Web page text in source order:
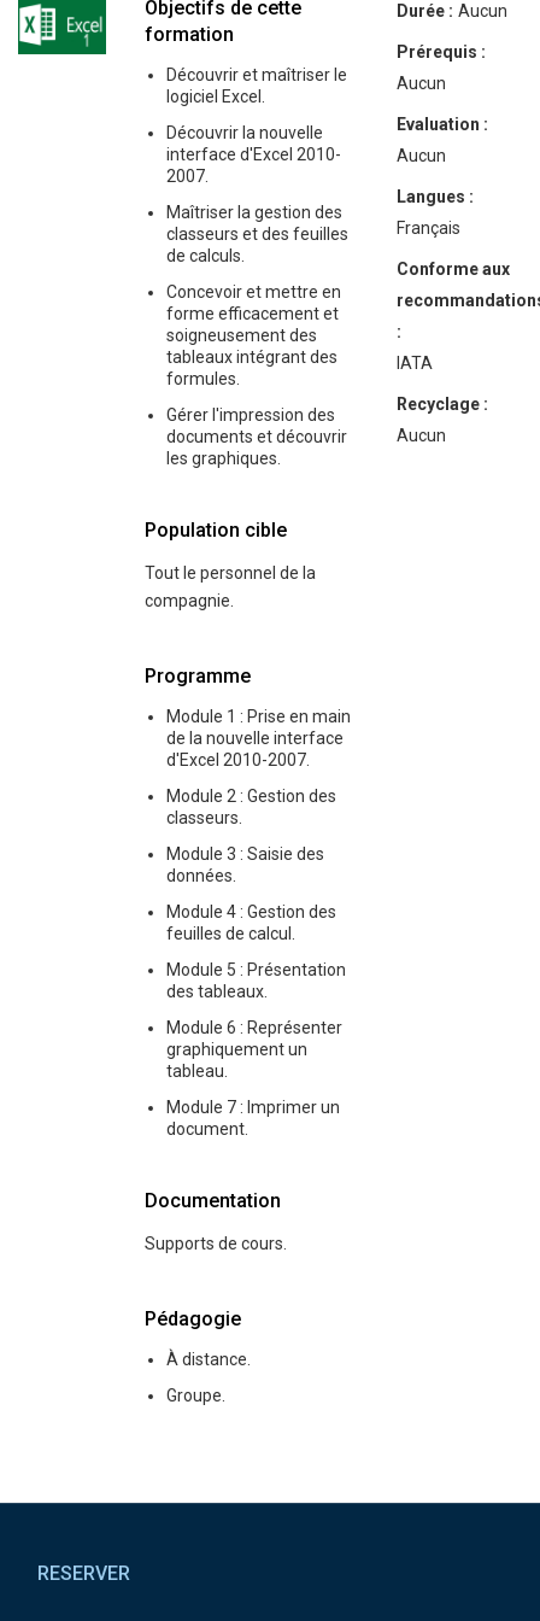
Objectifs de cette
formation
Découvrir et maîtriser le
logiciel Excel.
Découvrir la nouvelle
interface d'Excel 2010-
2007.
Maîtriser la gestion des
classeurs et des feuilles
de calculs.
Concevoir et mettre en
forme efficacement et
soigneusement des
tableaux intégrant des
formules.
Gérer l'impression des
documents et découvrir
les graphiques.
Population cible
Tout le personnel de la
compagnie.
Programme
Module 1 : Prise en main
de la nouvelle interface
d'Excel 2010-2007.
Module 2 : Gestion des
classeurs.
Module 3 : Saisie des
données.
Module 4 : Gestion des
feuilles de calcul.
Module 5 : Présentation
des tableaux.
Module 6 : Représenter
graphiquement un
tableau.
Module 7 : Imprimer un
document.
Documentation
Supports de cours.
Pédagogie
À distance.
Groupe.
Durée : Aucun
Prérequis :
Aucun
Evaluation :
Aucun
Langues :
Français
Conforme aux
:
IATA
Recyclage :
Aucun
RESERVER